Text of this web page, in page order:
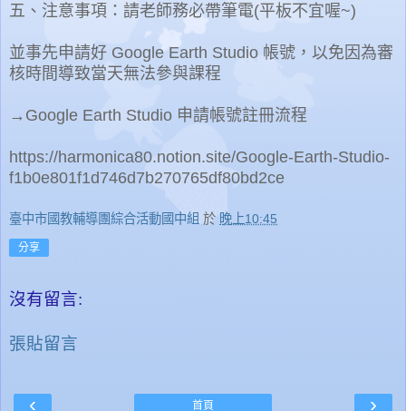
五、注意事項：請老師務必帶筆電(平板不宜喔~)
並事先申請好 Google Earth Studio 帳號，以免因為審
核時間導致當天無法參與課程
→Google Earth Studio 申請帳號註冊流程
https://harmonica80.notion.site/Google-Earth-Studio-
f1b0e801f1d746d7b270765df80bd2ce
臺中市國教輔導團綜合活動國中組 於 晚上10:45
分享
沒有留言:
張貼留言
‹ ›
首頁